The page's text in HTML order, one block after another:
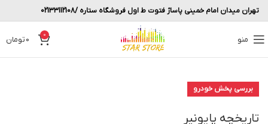
تهران میدان امام خمینی پاساژ فتوت ط اول فروشگاه ستاره /02133112108
منو 0
0تومان
بررسی پخش خودرو
تاریخچه پایونیر